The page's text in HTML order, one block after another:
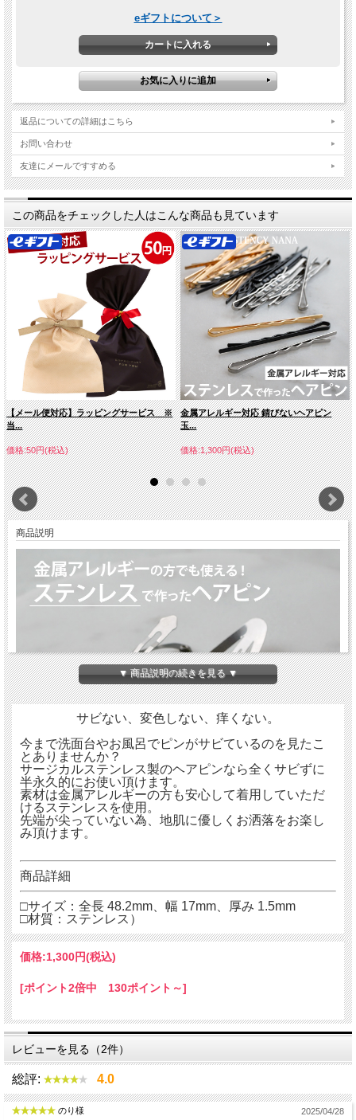
eギフトについて＞
返品についての詳細はこちら
お問い合わせ
友達にメールですすめる
この商品をチェックした人はこんな商品も見ています
【メール便対応】ラッピングサービス ※
当...
価格:50円(税込)
金属アレルギー対応 錆びないヘアピン
玉...
価格:1,300円(税込)
商品説明
▼ 商品説明の続きを見る ▼
サビない、変色しない、痒くない。
今まで洗面台やお風呂でピンがサビているのを見たこ
とありませんか？
サージカルステンレス製のヘアピンなら全くサビずに
半永久的にお使い頂けます。
素材は金属アレルギーの方も安心して着用していただ
けるステンレスを使用。
先端が尖っていない為、地肌に優しくお洒落をお楽し
み頂けます。
商品詳細
□サイズ：全長 48.2mm、幅 17mm、厚み 1.5mm
□材質：ステンレス）
価格:1,300円(税込)
[ポイント2倍中 130ポイント～]
レビューを見る（2件）
総評: 4.0
のり様 2025/04/28